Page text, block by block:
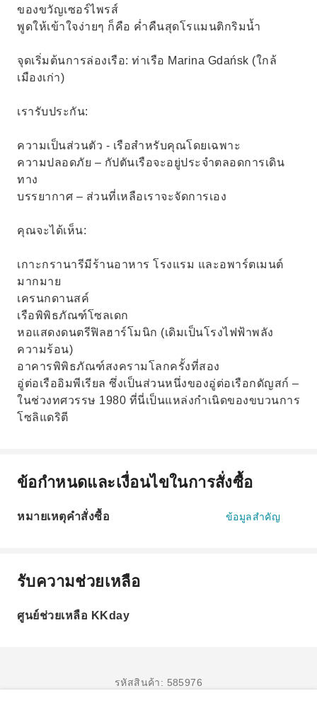
ของขวัญเซอร์ไพรส์
พูดให้เข้าใจง่ายๆ ก็คือ ค่ำคืนสุดโรแมนติกริมน้ำ
จุดเริ่มต้นการล่องเรือ: ท่าเรือ Marina Gdańsk (ใกล้
เมืองเก่า)
เรารับประกัน:
ความเป็นส่วนตัว - เรือสำหรับคุณโดยเฉพาะ
ความปลอดภัย – กัปตันเรือจะอยู่ประจำตลอดการเดิน
ทาง
บรรยากาศ – ส่วนที่เหลือเราจะจัดการเอง
คุณจะได้เห็น:
เกาะกรานารีมีร้านอาหาร โรงแรม และอพาร์ตเมนต์
มากมาย
เครนกดานสค์
เรือพิพิธภัณฑ์โซลเดก
หอแสดงดนตรีฟิลฮาร์โมนิก (เดิมเป็นโรงไฟฟ้าพลัง
ความร้อน)
อาคารพิพิธภัณฑ์สงครามโลกครั้งที่สอง
อู่ต่อเรืออิมพีเรียล ซึ่งเป็นส่วนหนึ่งของอู่ต่อเรือกดัญสก์ –
ในช่วงทศวรรษ 1980 ที่นี่เป็นแหล่งกำเนิดของขบวนการ
โซลิแดริตี
ข้อกำหนดและเงื่อนไขในการสั่งซื้อ
หมายเหตุคำสั่งซื้อ ข้อมูลสำคัญ
รับความช่วยเหลือ
ศูนย์ช่วยเหลือ KKday
รหัสสินค้า: 585976